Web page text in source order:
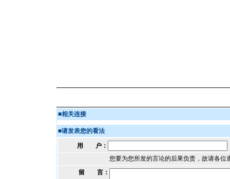
■相关连接
■请发表您的看法
用 户：
您要为您所发的言论的后果负责，故请各位
留 言：